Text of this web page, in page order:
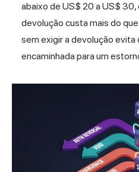
abaixo de US$ 20 a US$
devolução custa mais do
sem exigir a devolução evita
encaminhada para um